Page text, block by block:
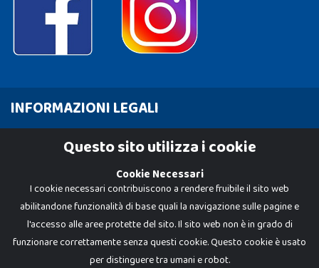
INFORMAZIONI LEGALI
Cookie PolicyQuesto sito utilizza i cookie
Cookie Necessari
I cookie necessari contribuiscono a rendere fruibile il sito web
abilitandone funzionalità di base quali la navigazione sulle pagine e
l'accesso alle aree protette del sito. Il sito web non è in grado di
funzionare correttamente senza questi cookie. Questo cookie è usato
per distinguere tra umani e robot.